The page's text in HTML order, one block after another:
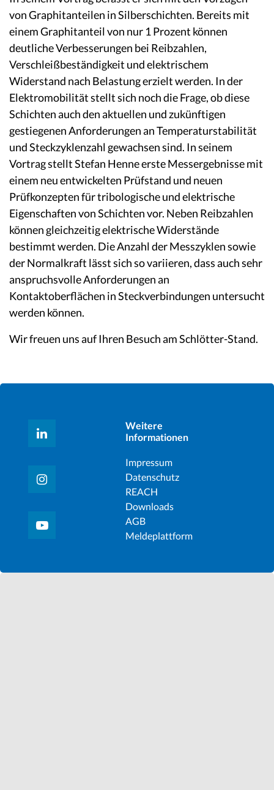
von Graphitanteilen in Silberschichten. Bereits mit
einem Graphitanteil von nur 1 Prozent können
deutliche Verbesserungen bei Reibzahlen,
Verschleißbeständigkeit und elektrischem
Widerstand nach Belastung erzielt werden. In der
Elektromobilität stellt sich noch die Frage, ob diese
Schichten auch den aktuellen und zukünftigen
gestiegenen Anforderungen an Temperaturstabilität
und Steckzyklenzahl gewachsen sind. In seinem
Vortrag stellt Stefan Henne erste Messergebnisse mit
einem neu entwickelten Prüfstand und neuen
Prüfkonzepten für tribologische und elektrische
Eigenschaften von Schichten vor. Neben Reibzahlen
können gleichzeitig elektrische Widerstände
bestimmt werden. Die Anzahl der Messzyklen sowie
der Normalkraft lässt sich so variieren, dass auch sehr
anspruchsvolle Anforderungen an
Kontaktoberflächen in Steckverbindungen untersucht
werden können.
Wir freuen uns auf Ihren Besuch am Schlötter-Stand.
Weitere
Informationen
Impressum
Datenschutz
REACH
Downloads
AGB
Meldeplattform